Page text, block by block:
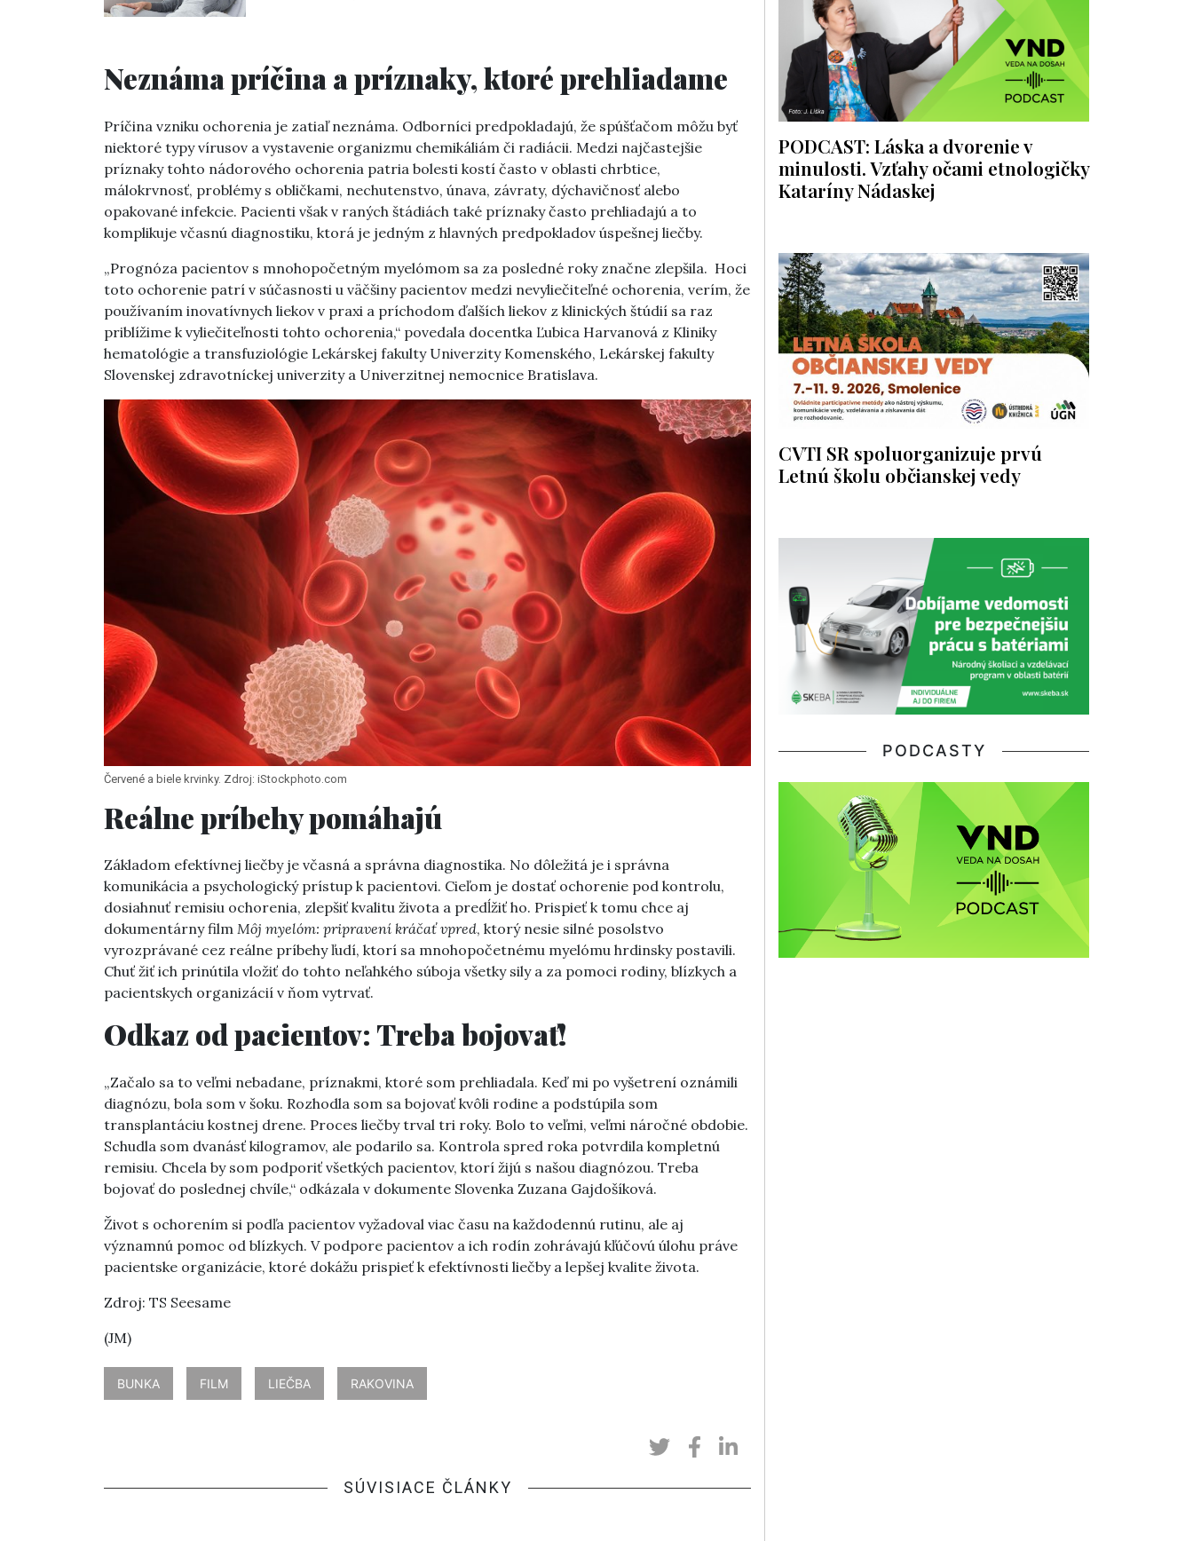
Neznáma príčina a príznaky, ktoré prehliadame
Príčina vzniku ochorenia je zatiaľ neznáma. Odborníci predpokladajú, že spúšťačom môžu byť
niektoré typy vírusov a vystavenie organizmu chemikáliám či radiácii. Medzi najčastejšie
príznaky tohto nádorového ochorenia patria bolesti kostí často v oblasti chrbtice,
málokrvnosť, problémy s obličkami, nechutenstvo, únava, závraty, dýchavičnosť alebo
opakované infekcie. Pacienti však v raných štádiách také príznaky často prehliadajú a to
komplikuje včasnú diagnostiku, ktorá je jedným z hlavných predpokladov úspešnej liečby.
„Prognóza pacientov s mnohopočetným myelómom sa za posledné roky značne zlepšila. Hoci
toto ochorenie patrí v súčasnosti u väčšiny pacientov medzi nevyliečiteľné ochorenia, verím, že
používaním inovatívnych liekov v praxi a príchodom ďalších liekov z klinických štúdií sa raz
priblížime k vyliečiteľnosti tohto ochorenia,“ povedala docentka Ľubica Harvanová z Kliniky
hematológie a transfuziológie Lekárskej fakulty Univerzity Komenského, Lekárskej fakulty
Slovenskej zdravotníckej univerzity a Univerzitnej nemocnice Bratislava.
Červené a biele krvinky. Zdroj: iStockphoto.com
Reálne príbehy pomáhajú
Základom efektívnej liečby je včasná a správna diagnostika. No dôležitá je i správna
komunikácia a psychologický prístup k pacientovi. Cieľom je dostať ochorenie pod kontrolu,
dosiahnuť remisiu ochorenia, zlepšiť kvalitu života a predĺžiť ho. Prispieť k tomu chce aj
dokumentárny film Môj myelóm: pripravení kráčať vpred, ktorý nesie silné posolstvo
vyrozprávané cez reálne príbehy ľudí, ktorí sa mnohopočetnému myelómu hrdinsky postavili.
Chuť žiť ich prinútila vložiť do tohto neľahkého súboja všetky sily a za pomoci rodiny, blízkych a
pacientskych organizácií v ňom vytrvať.
Odkaz od pacientov: Treba bojovať!
„Začalo sa to veľmi nebadane, príznakmi, ktoré som prehliadala. Keď mi po vyšetrení oznámili
diagnózu, bola som v šoku. Rozhodla som sa bojovať kvôli rodine a podstúpila som
transplantáciu kostnej drene. Proces liečby trval tri roky. Bolo to veľmi, veľmi náročné obdobie.
Schudla som dvanásť kilogramov, ale podarilo sa. Kontrola spred roka potvrdila kompletnú
remisiu. Chcela by som podporiť všetkých pacientov, ktorí žijú s našou diagnózou. Treba
bojovať do poslednej chvíle,“ odkázala v dokumente Slovenka Zuzana Gajdošíková.
Život s ochorením si podľa pacientov vyžadoval viac času na každodennú rutinu, ale aj
významnú pomoc od blízkych. V podpore pacientov a ich rodín zohrávajú kľúčovú úlohu práve
pacientske organizácie, ktoré dokážu prispieť k efektívnosti liečby a lepšej kvalite života.
Zdroj: TS Seesame
(JM)
BUNKA FILM LIEČBA RAKOVINA
SÚVISIACE ČLÁNKY
PODCAST: Láska a dvorenie v
minulosti. Vzťahy očami etnologičky
Kataríny Nádaskej
CVTI SR spoluorganizuje prvú
Letnú školu občianskej vedy
PODCASTY